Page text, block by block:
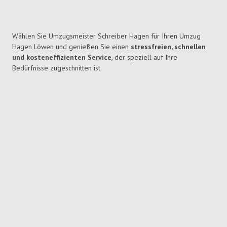
Wählen Sie Umzugsmeister Schreiber Hagen für Ihren Umzug
Hagen Löwen und genießen Sie einen stressfreien, schnellen
und kosteneffizienten Service, der speziell auf Ihre
Bedürfnisse zugeschnitten ist.